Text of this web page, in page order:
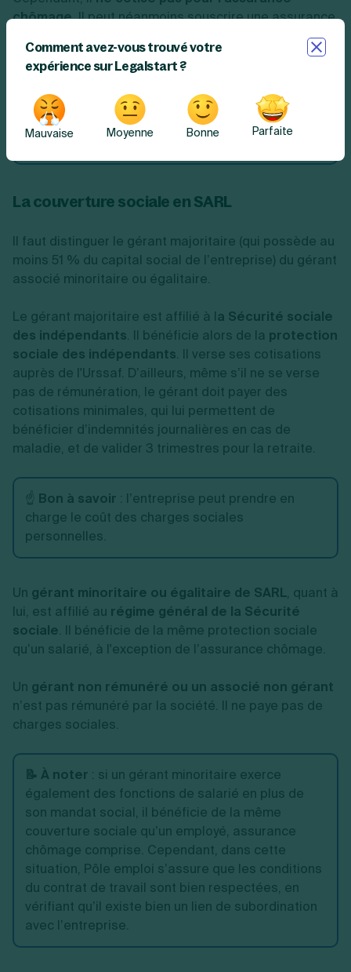
chômage. Il peut néanmoins souscrire une assurance
rémunération, il ne cotise pas. Il ne bénéficie donc
pas de protection sociale dans le cadre de ses
fonctions.
La couverture sociale en SARL
Il faut distinguer le gérant majoritaire (qui possède au
moins 51 % du capital social de l’entreprise) du gérant
associé minoritaire ou égalitaire.
Le gérant majoritaire est affilié à la Sécurité sociale
des indépendants. Il bénéficie alors de la protection
sociale des indépendants. Il verse ses cotisations
auprès de l'Urssaf. D’ailleurs, même s’il ne se verse
pas de rémunération, le gérant doit payer des
cotisations minimales, qui lui permettent de
bénéficier d’indemnités journalières en cas de
maladie, et de valider 3 trimestres pour la retraite.
☝️ Bon à savoir : l’entreprise peut prendre en
charge le coût des charges sociales
personnelles.
Un gérant minoritaire ou égalitaire de SARL, quant à
lui, est affilié au régime général de la Sécurité
sociale. Il bénéficie de la même protection sociale
qu’un salarié, à l'exception de l’assurance chômage.
Un gérant non rémunéré ou un associé non gérant
n’est pas rémunéré par la société. Il ne paye pas de
charges sociales.
📝 À noter : si un gérant minoritaire exerce
également des fonctions de salarié en plus de
son mandat social, il bénéficie de la même
couverture sociale qu’un employé, assurance
chômage comprise. Cependant, dans cette
situation, Pôle emploi s’assure que les conditions
du contrat de travail sont bien respectées, en
vérifiant qu’il existe bien un lien de subordination
avec l’entreprise.
Comment avez-vous trouvé votre
expérience sur Legalstart ?
Mauvaise Moyenne Bonne Parfaite